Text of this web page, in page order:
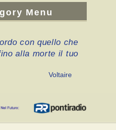
Menu
con quello che
alla morte il tuo
Voltaire